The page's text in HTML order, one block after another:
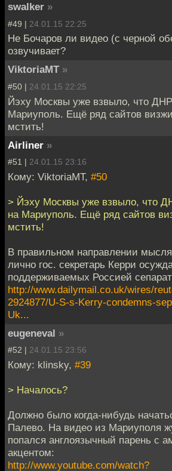
swalker »
#49 | 24.01.15 22:25
Не Бочаров ли видео (с черной
озвучивает?
ViktoriaMT »
#50 | 24.01.15 22:25
Йэху Москвы уже взвыло, что
Мариуполь. Ещё ряд сайтов
мстить!
Airliner »
#51 | 24.01.15 23:16
Кому: ViktoriaMT, #50
> Йэху Москвы уже взвыло, что
на Мариуполь. Ещё ряд сайтов
мстить!
В правильном направлении
лично гос. секретарь Керри
поддерживаемых Россией
http://www.dailymail.co.uk/wires/
2924877/U-S-s-Kerry-condemns-
Uk...
eugeneval »
#52 | 24.01.15 23:56
Кому: klinsky, #39
> Началось?
Должно было когда-нибудь
Палево. На видео из Мариуполя
попался англоязычный парень с
акцентом:
http://www.youtube.com/watch?